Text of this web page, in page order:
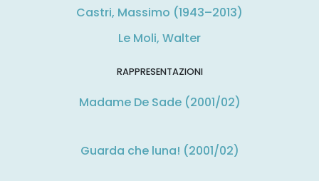
Castri, Massimo (1943–2013)
Le Moli, Walter
RAPPRESENTAZIONI
Madame De Sade (2001/02)
Guarda che luna! (2001/02)